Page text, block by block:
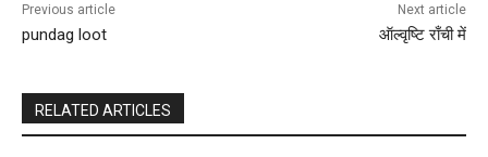
Previous article
pundag loot
Next article
ऑल्वृष्टि राँची में
RELATED ARTICLES